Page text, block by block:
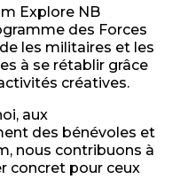
Explore NB
des Forces
les militaires et les
à se rétablir grâce
créatives.
aux
des bénévoles et
nous contribuons à
concret pour ceux